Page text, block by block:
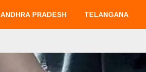
ANDHRA PRADESH TELANGANA